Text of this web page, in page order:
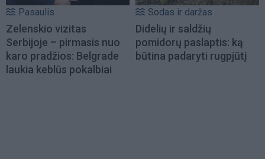
Pasaulis
Zelenskio vizitas
Serbijoje – pirmasis nuo
karo pradžios: Belgrade
laukia keblūs pokalbiai
Sodas ir daržas
Didelių ir saldžių
pomidorų paslaptis: ką
būtina padaryti rugpjūtį